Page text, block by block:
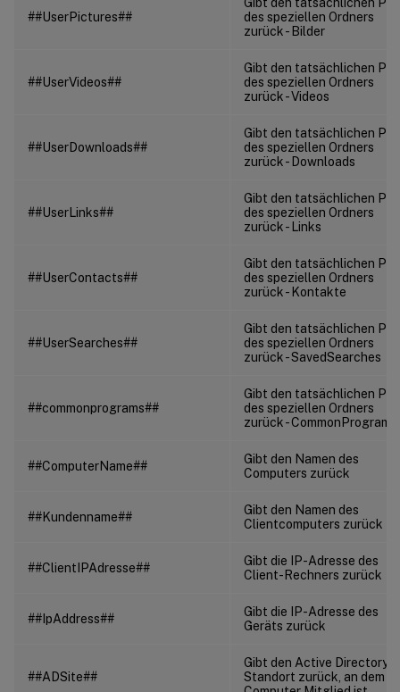
##UserPictures##
des speziellen Ordners
zurück - Bilder
##UserVideos##
Gibt den tatsächlichen
des speziellen Ordners
zurück - Videos
##UserDownloads##
Gibt den tatsächlichen
des speziellen Ordners
zurück - Downloads
##UserLinks##
Gibt den tatsächlichen
des speziellen Ordners
zurück - Links
##UserContacts##
Gibt den tatsächlichen
des speziellen Ordners
zurück - Kontakte
##UserSearches##
Gibt den tatsächlichen
des speziellen Ordners
zurück - SavedSearches
##commonprograms##
Gibt den tatsächlichen
des speziellen Ordners
zurück - CommonPrograms
##ComputerName##
Gibt den Namen des
Computers zurück
##Kundenname##
Gibt den Namen des
Clientcomputers zurück
##ClientIPAdresse##
Gibt die IP-Adresse des
Client-Rechners zurück
##IpAddress##
Gibt die IP-Adresse des
Geräts zurück
##ADSite##
Gibt den Active Directory-
Standort zurück, an dem